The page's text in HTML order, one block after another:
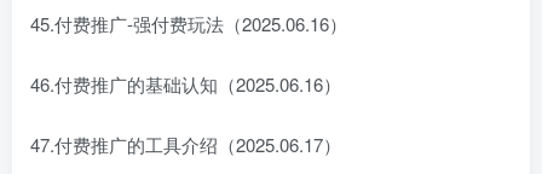
45.付费推广-强付费玩法（2025.06.16）
46.付费推广的基础认知（2025.06.16）
47.付费推广的工具介绍（2025.06.17）